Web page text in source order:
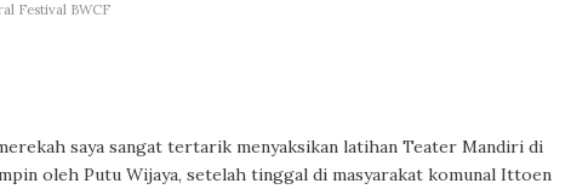
Festival BWCF
saya sangat tertarik menyaksikan latihan Teater Mandiri di
oleh Putu Wijaya, setelah tinggal di masyarakat komunal Ittoen